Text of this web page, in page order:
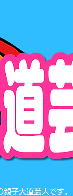
子大道芸人です。